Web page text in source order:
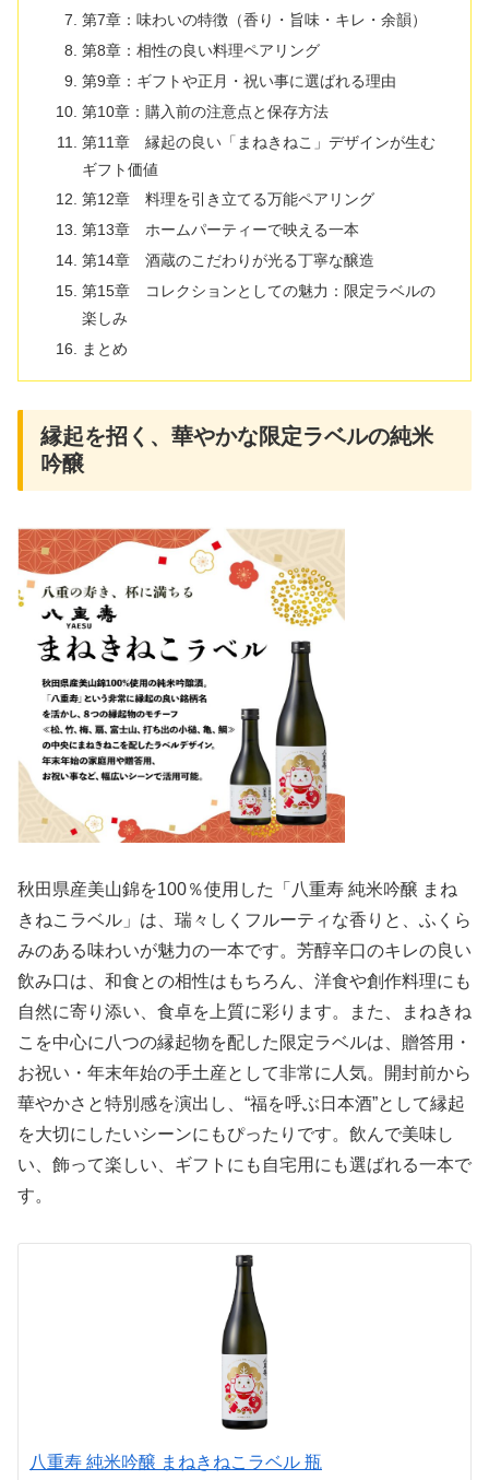
第7章：味わいの特徴（香り・旨味・キレ・余韻）
第8章：相性の良い料理ペアリング
第9章：ギフトや正月・祝い事に選ばれる理由
第10章：購入前の注意点と保存方法
第11章 縁起の良い「まねきねこ」デザインが生む
ギフト価値
第12章 料理を引き立てる万能ペアリング
第13章 ホームパーティーで映える一本
第14章 酒蔵のこだわりが光る丁寧な醸造
第15章 コレクションとしての魅力：限定ラベルの
楽しみ
まとめ
縁起を招く、華やかな限定ラベルの純米
吟醸
秋田県産美山錦を100％使用した「八重寿 純米吟醸 まね
きねこラベル」は、瑞々しくフルーティな香りと、ふくら
みのある味わいが魅力の一本です。芳醇辛口のキレの良い
飲み口は、和食との相性はもちろん、洋食や創作料理にも
自然に寄り添い、食卓を上質に彩ります。また、まねきね
こを中心に八つの縁起物を配した限定ラベルは、贈答用・
お祝い・年末年始の手土産として非常に人気。開封前から
華やかさと特別感を演出し、“福を呼ぶ日本酒”として縁起
を大切にしたいシーンにもぴったりです。飲んで美味し
い、飾って楽しい、ギフトにも自宅用にも選ばれる一本で
す。
八重寿 純米吟醸 まねきねこラベル 瓶